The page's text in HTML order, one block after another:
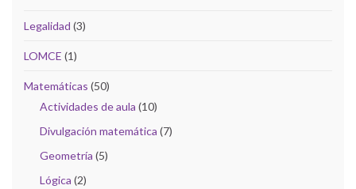
Legalidad (3)
LOMCE (1)
Matemáticas (50)
Actividades de aula (10)
Divulgación matemática (7)
Geometría (5)
Lógica (2)